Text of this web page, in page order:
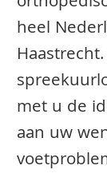
heel
met u de
aan uw